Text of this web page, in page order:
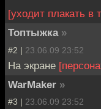
[уходит плакать в
Топтыжка »
#2 | 23.06.09 23:52
На экране
WarMaker »
#3 | 23.06.09 23:52